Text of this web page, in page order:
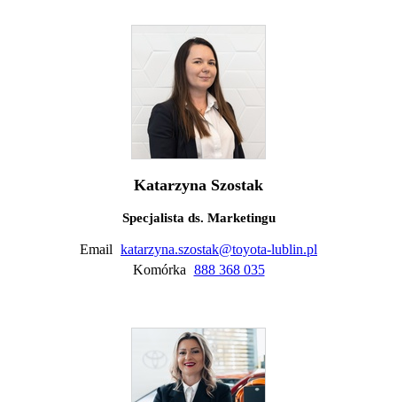
Katarzyna Szostak
Specjalista ds. Marketingu
Email katarzyna.szostak@toyota-lublin.pl
Komórka 888 368 035